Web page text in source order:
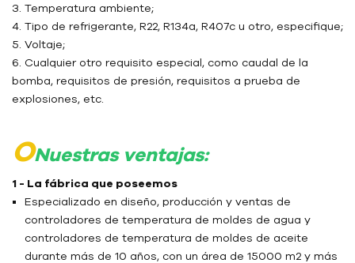
3. Temperatura ambiente;
4. Tipo de refrigerante, R22, R134a, R407c u otro, especifique;
5. Voltaje;
6. Cualquier otro requisito especial, como caudal de la
bomba, requisitos de presión, requisitos a prueba de
explosiones, etc.
ONuestras ventajas:
1 - La fábrica que poseemos
Especializado en diseño, producción y ventas de
controladores de temperatura de moldes de agua y
controladores de temperatura de moldes de aceite
durante más de 10 años, con un área de 15000 m2 y más